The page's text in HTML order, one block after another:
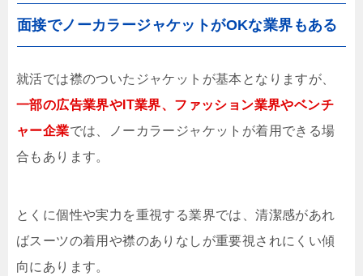
面接でノーカラージャケットがOKな業界もある
就活では襟のついたジャケットが基本となりますが、
一部の広告業界やIT業界、ファッション業界やベンチ
ャー企業では、ノーカラージャケットが着用できる場
合もあります。
とくに個性や実力を重視する業界では、清潔感があれ
ばスーツの着用や襟のありなしが重要視されにくい傾
向にあります。